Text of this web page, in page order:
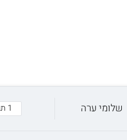
שלומי ערה 1 תגובות